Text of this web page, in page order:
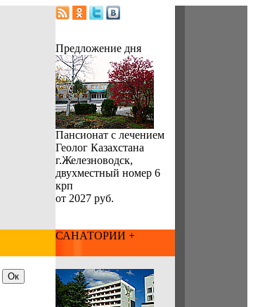
Предложение дня
Пансионат с лечением
Геолог Казахстана
г.Железноводск,
двухместный номер 6
крп
от 2027 руб.
САНАТОРИИ +